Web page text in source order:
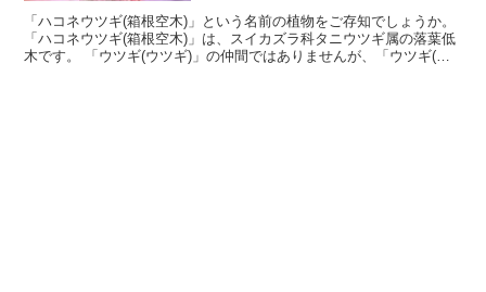
「ハコネウツギ(箱根空木)」という名前の植物をご存知でしょうか。
「ハコネウツギ(箱根空木)」は、スイカズラ科タニウツギ属の落葉低
木です。 「ウツギ(ウツギ)」の仲間ではありませんが、「ウツギ(空